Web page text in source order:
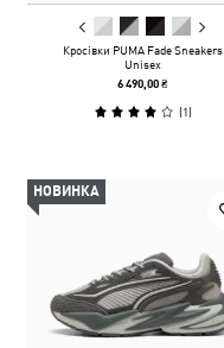
Кросівки PUMA Fade Sneakers
Unisex
6 490,00 ₴
(1)
НОВИНКА